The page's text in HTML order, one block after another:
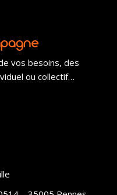
vos besoins, des
ou collectif…